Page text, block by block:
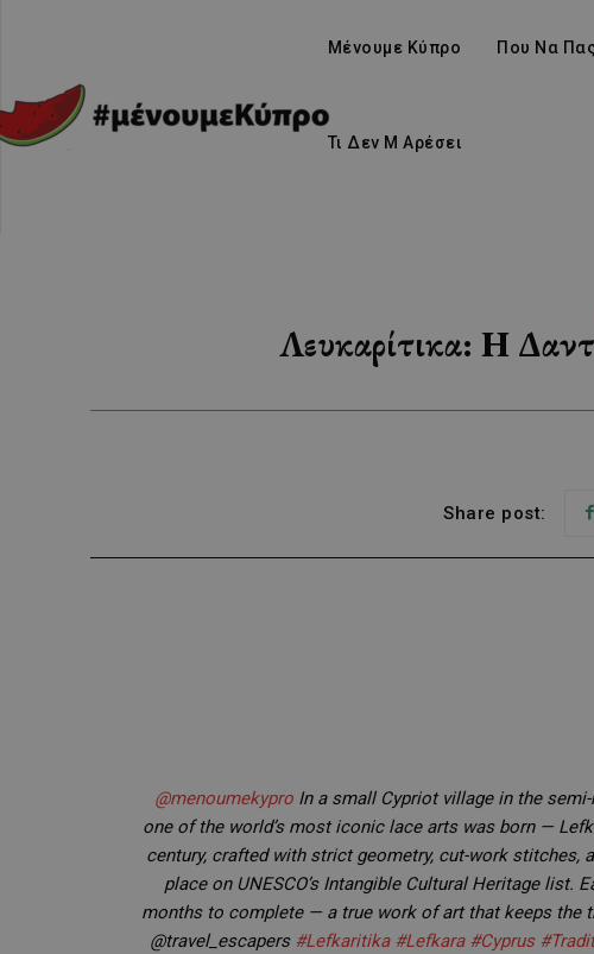
Μένουμε Κύπρο Που Να
Τι Δεν Μ Αρέσει
Λευκαρίτικα: Η
Share post:
@menoumekypro In a small Cypriot village in the
one of the world’s most iconic lace arts was born —
century, crafted with strict geometry, cut-work stitches,
place on UNESCO’s Intangible Cultural Heritage list.
months to complete — a true work of art that keeps the
@travel_escapers #Lefkaritika #Lefkara #Cyprus